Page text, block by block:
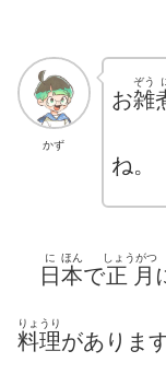
かず
お雑
ぞう
ね。
日
に
本
ほん
で正月
しょうがつ
料理
りょうり
があります